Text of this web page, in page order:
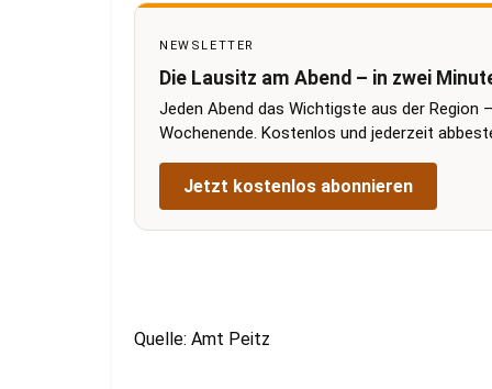
NEWSLETTER
Die Lausitz am Abend – in zwei
Jeden Abend das Wichtigste aus der
Wochenende. Kostenlos und jederzeit
Jetzt kostenlos abonnieren
Quelle: Amt Peitz